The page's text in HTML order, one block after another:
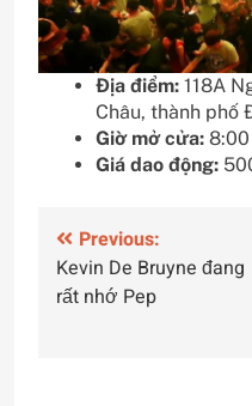
Địa điểm: 118A
Châu, thành phố
Giờ mở cửa: 8:00
Giá dao động:
Điều
hướng
Previous:
Kevin De Bruyne đang
rất nhớ Pep